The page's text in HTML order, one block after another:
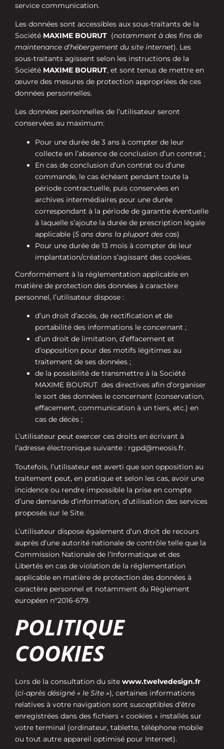
service communication.
Les données sont accessibles aux sous-traitants de la
Société MAXIME BOURUT (notamment à des fins de
maintenance d’hébergement du site internet). Les
sous-traitants agissent selon les instructions de la
Société MAXIME BOURUT, et sont tenus de mettre en
œuvre des mesures de protection appropriées de ces
données personnelles.
Les données personnelles de l’utilisateur seront
conservées au maximum:
Pour une durée de 3 ans à compter de leur
collecte en l’absence de conclusion d’un contrat ;
En cas de conclusion d’un contrat ou d’une
commande, le cas échéant pendant toute la
période contractuelle, puis conservées en
archives intermédiaires pour une durée
correspondant à la période de garantie éventuelle
à laquelle s’ajoute la durée de prescription légale
applicable (5 ans dans la plupart des cas)
Pour une durée de 13 mois à compter de leur
implantation/création s’agissant des cookies.
Conformément à la réglementation applicable en
matière de protection des données à caractère
personnel, l’utilisateur dispose :
d’un droit d’accès, de rectification et de
portabilité des informations le concernant ;
d’un droit de limitation, d’effacement et
d’opposition pour des motifs légitimes au
traitement de ses données ;
de la possibilité de transmettre à la Société
MAXIME BOURUT des directives afin d’organiser
le sort des données le concernant (conservation,
effacement, communication à un tiers, etc.) en
cas de décès ;
L’utilisateur peut exercer ces droits en écrivant à
l’adresse électronique suivante : rgpd@meosis.fr.
Toutefois, l’utilisateur est averti que son opposition au
traitement peut, en pratique et selon les cas, avoir une
incidence ou rendre impossible la prise en compte
d’une demande d’information, d’utilisation des services
proposés sur le Site.
L’utilisateur dispose également d’un droit de recours
auprès d’une autorité nationale de contrôle telle que la
Commission Nationale de l’Informatique et des
Libertés en cas de violation de la réglementation
applicable en matière de protection des données à
caractère personnel et notamment du Règlement
européen n°2016-679.
POLITIQUE
COOKIES
Lors de la consultation du site www.twelvedesign.fr
(ci-après désigné « le Site »), certaines informations
relatives à votre navigation sont susceptibles d’être
enregistrées dans des fichiers « cookies » installés sur
votre terminal (ordinateur, tablette, téléphone mobile
ou tout autre appareil optimisé pour Internet).